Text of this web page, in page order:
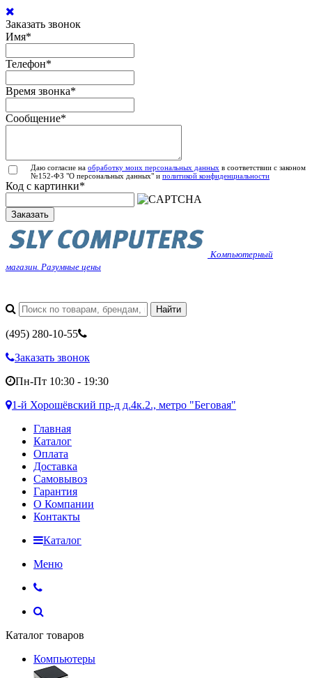
Заказать звонок
Имя*
Телефон*
Время звонка*
Сообщение*
Даю согласие на обработку моих персональных данных в соответствии с законом
№152-ФЗ "О персональных данных" и политикой конфиденциальности
Код с картинки*
Заказать
Компьютерный
магазин. Разумные цены
(495) 280-10-55
Заказать звонок
Пн-Пт 10:30 - 19:30
1-й Хорошёвский пр-д д.4к.2., метро "Беговая"
Главная
Каталог
Оплата
Доставка
Самовывоз
Гарантия
О Компании
Контакты
Каталог
Меню
Каталог товаров
Компьютеры